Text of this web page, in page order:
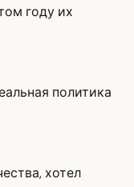
году их
политика
хотел